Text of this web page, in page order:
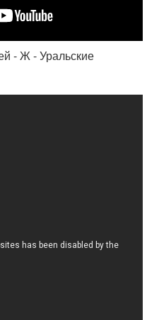
- Ж - Уральские